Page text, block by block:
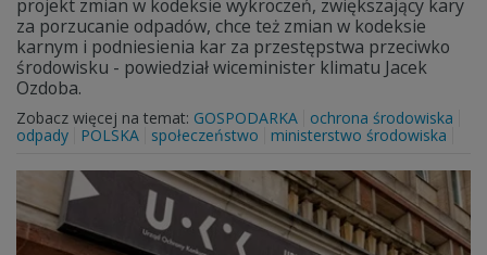
projekt zmian w kodeksie wykroczeń, zwiększający kary
za porzucanie odpadów, chce też zmian w kodeksie
karnym i podniesienia kar za przestępstwa przeciwko
środowisku - powiedział wiceminister klimatu Jacek
Ozdoba.
Zobacz więcej na temat: GOSPODARKA
ochrona środowiska
odpady
POLSKA społeczeństwo ministerstwo środowiska